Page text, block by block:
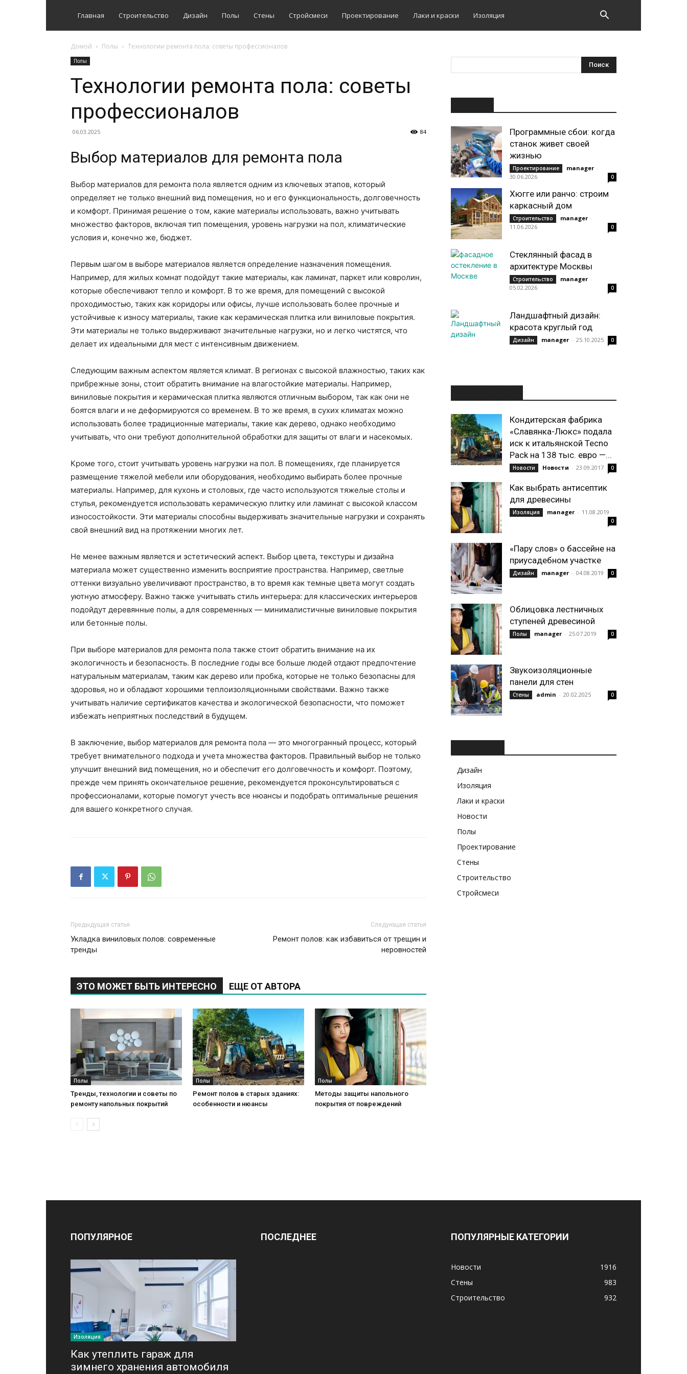
Главная Строительство Дизайн Полы Стены Стройсмеси Проектирование Лаки и краски Изоляция
Домой Полы Технологии ремонта пола: советы профессионалов
Полы
Технологии ремонта пола: советы
профессионалов
06.03.2025 84
Выбор материалов для ремонта пола
Выбор материалов для ремонта пола является одним из ключевых этапов, который
определяет не только внешний вид помещения, но и его функциональность, долговечность
и комфорт. Принимая решение о том, какие материалы использовать, важно учитывать
множество факторов, включая тип помещения, уровень нагрузки на пол, климатические
условия и, конечно же, бюджет.
Первым шагом в выборе материалов является определение назначения помещения.
Например, для жилых комнат подойдут такие материалы, как ламинат, паркет или ковролин,
которые обеспечивают тепло и комфорт. В то же время, для помещений с высокой
проходимостью, таких как коридоры или офисы, лучше использовать более прочные и
устойчивые к износу материалы, такие как керамическая плитка или виниловые покрытия.
Эти материалы не только выдерживают значительные нагрузки, но и легко чистятся, что
делает их идеальными для мест с интенсивным движением.
Следующим важным аспектом является климат. В регионах с высокой влажностью, таких как
прибрежные зоны, стоит обратить внимание на влагостойкие материалы. Например,
виниловые покрытия и керамическая плитка являются отличным выбором, так как они не
боятся влаги и не деформируются со временем. В то же время, в сухих климатах можно
использовать более традиционные материалы, такие как дерево, однако необходимо
учитывать, что они требуют дополнительной обработки для защиты от влаги и насекомых.
Кроме того, стоит учитывать уровень нагрузки на пол. В помещениях, где планируется
размещение тяжелой мебели или оборудования, необходимо выбирать более прочные
материалы. Например, для кухонь и столовых, где часто используются тяжелые столы и
стулья, рекомендуется использовать керамическую плитку или ламинат с высокой классом
износостойкости. Эти материалы способны выдерживать значительные нагрузки и сохранять
свой внешний вид на протяжении многих лет.
Не менее важным является и эстетический аспект. Выбор цвета, текстуры и дизайна
материала может существенно изменить восприятие пространства. Например, светлые
оттенки визуально увеличивают пространство, в то время как темные цвета могут создать
уютную атмосферу. Важно также учитывать стиль интерьера: для классических интерьеров
подойдут деревянные полы, а для современных — минималистичные виниловые покрытия
или бетонные полы.
При выборе материалов для ремонта пола также стоит обратить внимание на их
экологичность и безопасность. В последние годы все больше людей отдают предпочтение
натуральным материалам, таким как дерево или пробка, которые не только безопасны для
здоровья, но и обладают хорошими теплоизоляционными свойствами. Важно также
учитывать наличие сертификатов качества и экологической безопасности, что поможет
избежать неприятных последствий в будущем.
В заключение, выбор материалов для ремонта пола — это многогранный процесс, который
требует внимательного подхода и учета множества факторов. Правильный выбор не только
улучшит внешний вид помещения, но и обеспечит его долговечность и комфорт. Поэтому,
прежде чем принять окончательное решение, рекомендуется проконсультироваться с
профессионалами, которые помогут учесть все нюансы и подобрать оптимальные решения
для вашего конкретного случая.
Предыдущая статья
Укладка виниловых полов: современные
тренды
Следующая статья
Ремонт полов: как избавиться от трещин и
неровностей
ЭТО МОЖЕТ БЫТЬ ИНТЕРЕСНО ЕЩЕ ОТ АВТОРА
Полы
Тренды, технологии и советы по
ремонту напольных покрытий
Полы
Ремонт полов в старых зданиях:
особенности и нюансы
Полы
Методы защиты напольного
покрытия от повреждений
Программные сбои: когда
станок живет своей
жизнью
Проектирование manager -
30.06.2026
0
Хюгге или ранчо: строим
каркасный дом
Строительство manager -
11.06.2026
0
Стеклянный фасад в
архитектуре Москвы
Строительство manager -
05.02.2026
0
Ландшафтный дизайн:
красота круглый год
Дизайн manager - 25.10.2025 0
Кондитерская фабрика
«Славянка-Люкс» подала
иск к итальянской Tecno
Pack на 138 тыс. евро —...
Новости Новости - 23.09.2017 0
Как выбрать антисептик
для древесины
Изоляция manager - 11.08.2019
0
«Пару слов» о бассейне на
приусадебном участке
Дизайн manager - 04.08.2019 0
Облицовка лестничных
ступеней древесиной
Полы manager - 25.07.2019 0
Звукоизоляционные
панели для стен
Стены admin - 20.02.2025 0
Дизайн
Изоляция
Лаки и краски
Новости
Полы
Проектирование
Стены
Строительство
Стройсмеси
ПОПУЛЯРНОЕ
Изоляция
Как утеплить гараж для
зимнего хранения автомобиля
ПОСЛЕДНЕЕ ПОПУЛЯРНЫЕ КАТЕГОРИИ
Новости
1916
Стены
983
Строительство
932